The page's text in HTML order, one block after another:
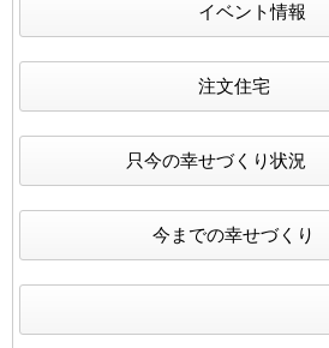
イベント情報
注文住宅
只今の幸せづくり状況
今までの幸せづくり